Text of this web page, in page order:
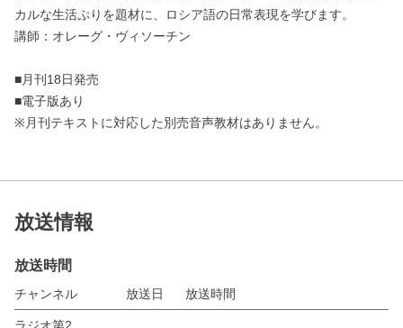
カルな生活ぷりを題材に、ロシア語の日常表現を学びます。
講師：オレーグ・ヴィソーチン
■月刊18日発売
■電子版あり
※月刊テキストに対応した別売音声教材はありません。
放送情報
放送時間
チャンネル 放送日 放送時間
ラジオ第2